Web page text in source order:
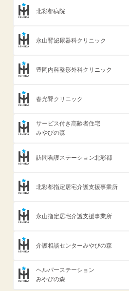
北彩都病院
永山腎泌尿器科クリニック
豊岡内科整形外科クリニック
春光腎クリニック
サービス付き高齢者住宅
みやびの森
訪問看護ステーション北彩都
北彩都指定居宅介護支援事業所
永山指定居宅介護支援事業所
介護相談センターみやびの森
ヘルパーステーション
みやびの森